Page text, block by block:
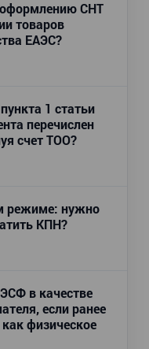
оформлению СНТ
товаров
ЕАЭС?
1 статьи
перечислен
счет ТОО?
режиме: нужно
КПН?
в качестве
если ранее
физическое